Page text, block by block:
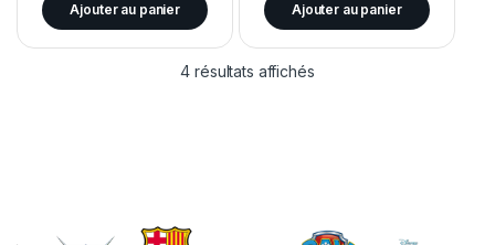
Ajouter au panier Ajouter au panier
4 résultats affichés
Brands Carousel